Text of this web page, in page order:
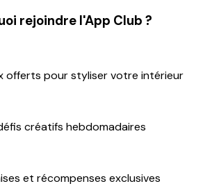
rejoindre l'App Club ?
offerts pour styliser votre intérieur
créatifs hebdomadaires
et récompenses exclusives